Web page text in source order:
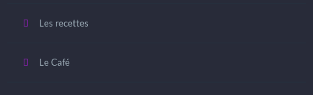
Les recettes
Le Café